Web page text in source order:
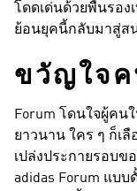
โดดเด่นด้วยพื้นรอ
ย้อนยุคนี้กลับมาสู่ส
ขวัญใจ
Forum โดนใจผู้คน
ยาวนาน ใคร ๆ ก็เ
เปล่งประกายรอบ
adidas Forum แบ